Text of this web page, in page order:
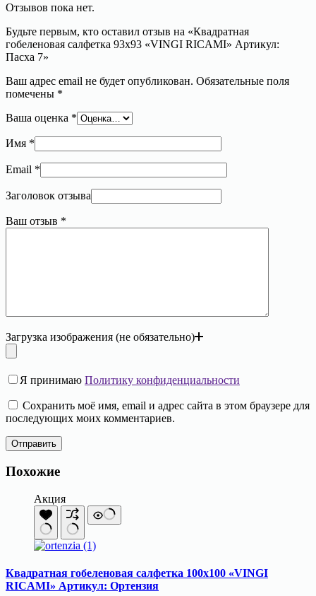
Отзывов пока нет.
Будьте первым, кто оставил отзыв на «Квадратная
гобеленовая салфетка 93х93 «VINGI RICAMI» Артикул:
Пасха 7»
Ваш адрес email не будет опубликован. Обязательные поля
помечены *
Ваша оценка *
Имя *
Email *
Заголовок отзыва
Ваш отзыв *
Загрузка изображения (не обязательно)
Я принимаю Политику конфиденциальности
Сохранить моё имя, email и адрес сайта в этом браузере для
последующих моих комментариев.
Отправить
Похожие
Акция
Квадратная гобеленовая салфетка 100х100 «VINGI
RICAMI» Артикул: Ортензия